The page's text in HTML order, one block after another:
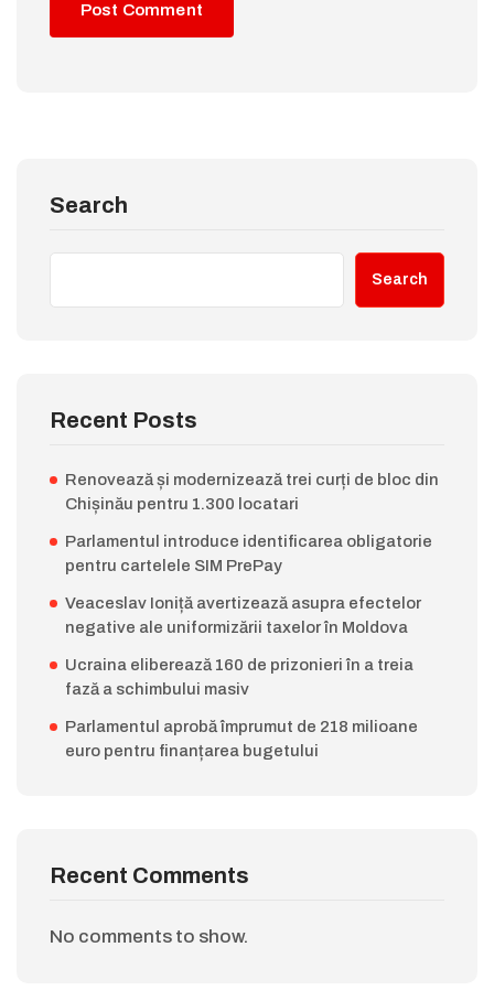
Search
Search
Recent Posts
Renovează și modernizează trei curți de bloc din
Chișinău pentru 1.300 locatari
Parlamentul introduce identificarea obligatorie
pentru cartelele SIM PrePay
Veaceslav Ioniță avertizează asupra efectelor
negative ale uniformizării taxelor în Moldova
Ucraina eliberează 160 de prizonieri în a treia
fază a schimbului masiv
Parlamentul aprobă împrumut de 218 milioane
euro pentru finanțarea bugetului
Recent Comments
No comments to show.